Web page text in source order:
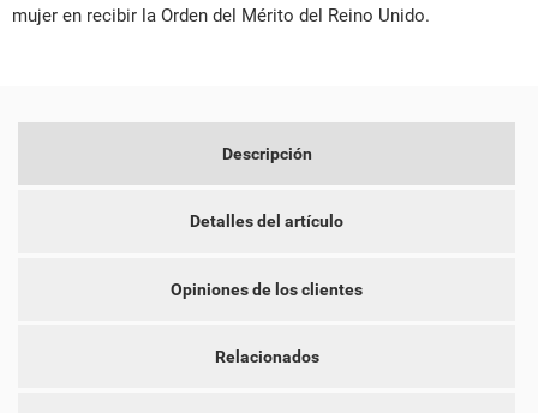
mujer en recibir la Orden del Mérito del Reino Unido.
Descripción
Detalles del artículo
Opiniones de los clientes
Relacionados
add_circle_outline
CREAR LISTA DE DESEOS
NOMBRE DE LA LISTA DE DESEOS
CANCELAR CREAR LISTA DE DESEOS
INICIAR SESIÓN
CANCELAR